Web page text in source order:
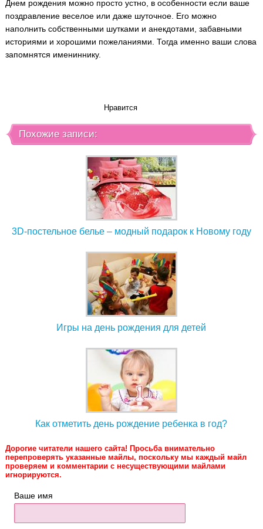
Днем рождения можно просто устно, в особенности если ваше
поздравление веселое или даже шуточное. Его можно
наполнить собственными шутками и анекдотами, забавными
историями и хорошими пожеланиями. Тогда именно ваши слова
запомнятся имениннику.
Нравится
Похожие записи:
3D-постельное белье – модный подарок к Новому году
Игры на день рождения для детей
Как отметить день рождение ребенка в год?
Дорогие читатели нашего сайта! Просьба внимательно
перепроверять указанные майлы, поскольку мы каждый майл
проверяем и комментарии с несуществующими майлами
игнорируются.
Ваше имя